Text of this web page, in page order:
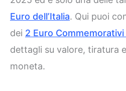
Euro dell’Italia. Qui puoi
dei 2 Euro Commemorativi
dettagli su valore, tiratura
moneta.